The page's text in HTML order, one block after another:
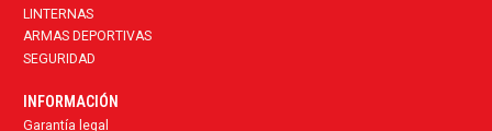
LINTERNAS
ARMAS DEPORTIVAS
SEGURIDAD
INFORMACIÓN
Garantía legal